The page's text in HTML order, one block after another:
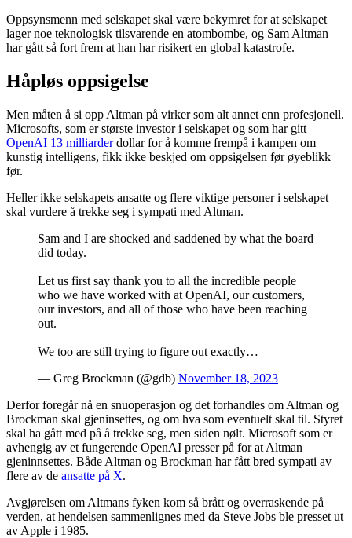
Oppsynsmenn med selskapet skal være bekymret for at selskapet
lager noe teknologisk tilsvarende en atom­bombe, og Sam Altman
har gått så fort frem at han har risikert en global katastrofe.
Håpløs oppsigelse
Men måten å si opp Altman på virker som alt annet enn profesjonell.
Microsofts, som er største investor i selskapet og som har gitt
OpenAI 13 milliarderdollar for å komme frempå i kampen om
kunstig intelligens, fikk ikke beskjed om oppsigelsen før øyeblikk
før.
Heller ikke selskapets ansatte og flere viktige personer i selskapet
skal vurdere å trekke seg i sympati med Altman.
Sam and I are shocked and saddened by what the board
did today.
Let us first say thank you to all the incredible people
who we have worked with at OpenAI, our customers,
our investors, and all of those who have been reaching
out.
We too are still trying to figure out exactly…
— Greg Brockman (@gdb) November 18, 2023
Derfor foregår nå en snuoperasjon og det forhandles om Altman og
Brockman skal gjeninsettes, og om hva som eventuelt skal til. Styret
skal ha gått med på å trekke seg, men siden nølt. Microsoft som er
avhengig av et fungerende OpenAI presser på for at Altman
gjeninnsettes. Både Altman og Brockman har fått bred sympati av
flere av de ansatte på X.
Avgjørelsen om Altmans fyken kom så brått og overraskende på
verden, at hendelsen sammenlignes med da Steve Jobs ble presset ut
av Apple i 1985.